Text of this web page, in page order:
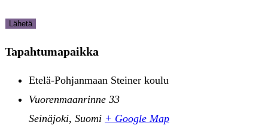
Tapahtumapaikka
Etelä-Pohjanmaan Steiner koulu
Vuorenmaanrinne 33
Seinäjoki, Suomi + Google Map